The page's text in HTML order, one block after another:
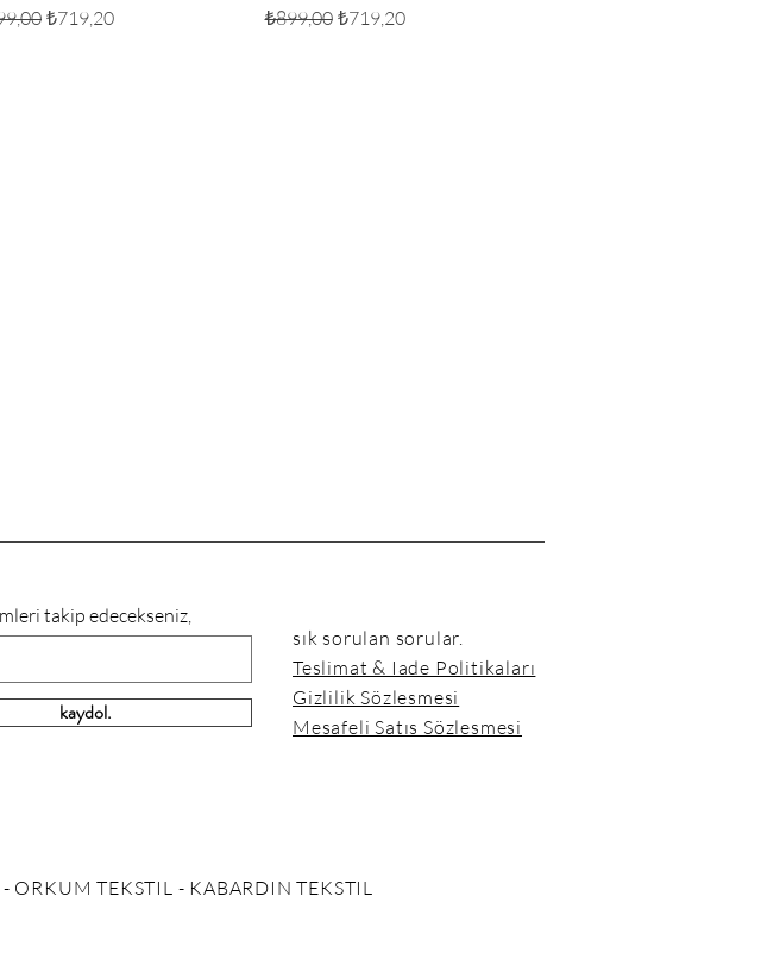
Fiyat
İndirimli Fiyat
₺719,20
Normal Fiyat
₺899,00 İndirimli Fiyat
₺719,20
takip edecekseniz,
kaydol.
sık sorulan sorular.
Teslimat & Iade Politikaları
Gizlilik Sözlesmesi
Mesafeli Satıs Sözlesmesi
TEKSTIL - KABARDIN TEKSTIL